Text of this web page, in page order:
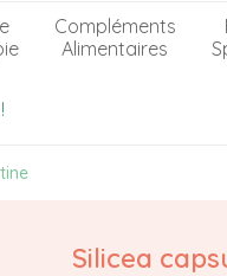
Compléments
Alimentaires
Silicea